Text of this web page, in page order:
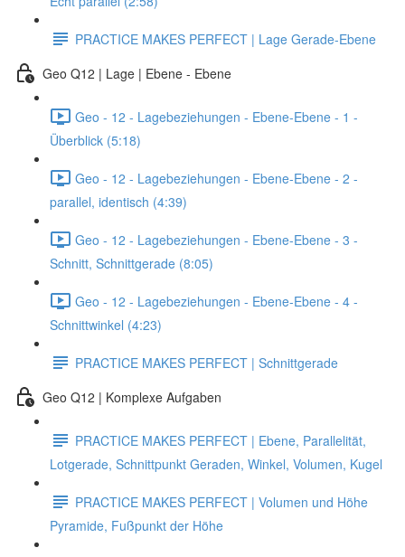
PRACTICE MAKES PERFECT | Lage Gerade-Ebene
Geo Q12 | Lage | Ebene - Ebene
Geo - 12 - Lagebeziehungen - Ebene-Ebene - 1 -
Überblick (5:18)
Geo - 12 - Lagebeziehungen - Ebene-Ebene - 2 -
parallel, identisch (4:39)
Geo - 12 - Lagebeziehungen - Ebene-Ebene - 3 -
Schnitt, Schnittgerade (8:05)
Geo - 12 - Lagebeziehungen - Ebene-Ebene - 4 -
Schnittwinkel (4:23)
PRACTICE MAKES PERFECT | Schnittgerade
Geo Q12 | Komplexe Aufgaben
PRACTICE MAKES PERFECT | Ebene, Parallelität,
Lotgerade, Schnittpunkt Geraden, Winkel, Volumen, Kugel
PRACTICE MAKES PERFECT | Volumen und Höhe
Pyramide, Fußpunkt der Höhe